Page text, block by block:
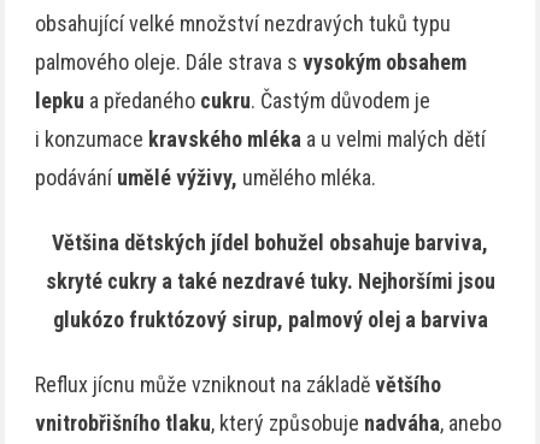
obsahující velké množství nezdravých tuků typu
palmového oleje. Dále strava svysokým obsahem
lepku a předaného cukru. Častým důvodem je
i konzumace kravského mléka a u velmi malých dětí
podáváníumělé výživy, umělého mléka.
Většina dětských jídel bohužel obsahuje barviva,
skryté cukry a také nezdravé tuky. Nejhoršími jsou
glukózo fruktózový sirup, palmový olej a barviva
Reflux jícnu může vzniknout na základěvětšího
vnitrobřišního tlaku, který způsobuje nadváha, anebo